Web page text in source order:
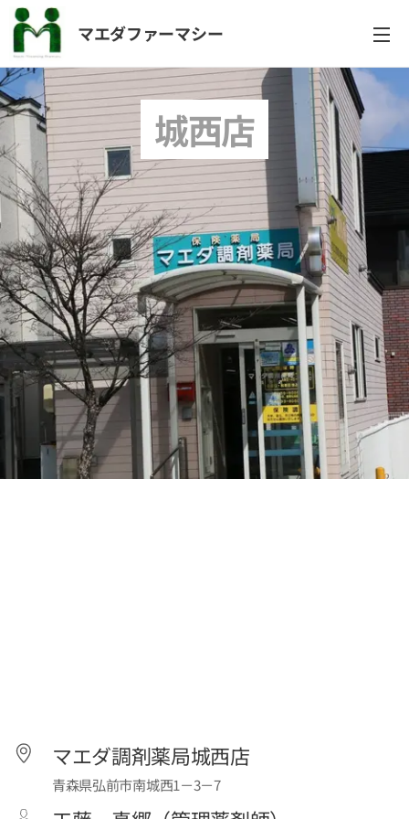
マエダファーマシー
城西店
マエダ調剤薬局城西店
青森県弘前市南城西1－3－7